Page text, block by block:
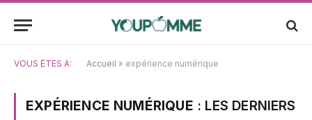
VOUS ÊTES À: Accueil » expérience numérique
EXPÉRIENCE NUMÉRIQUE : LES DERNIERS